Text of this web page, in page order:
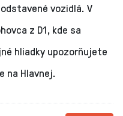
vozidlá. V
z D1, kde sa
hliadky upozorňujete
na Hlavnej.